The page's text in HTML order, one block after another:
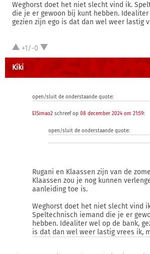
Weghorst doet het niet slecht vind ik.
die je er gewoon bij kunt hebben.
gezien zijn ego is dat dan wel weer lastig
+1/-0
Kiki
open/sluit de onderstaande quote:
ElSimao2 schreef op 08 december 2024 om 21:59:
open/sluit de onderstaande quote:
Rugani en Klaassen zijn van de
Klaassen zou je nog kunnen
aanleiding toe is.
Weghorst doet het niet slecht vind
Speltechnisch iemand die je er
hebben. Idealiter wel op de bank,
is dat dan wel weer lastig vrees ik,